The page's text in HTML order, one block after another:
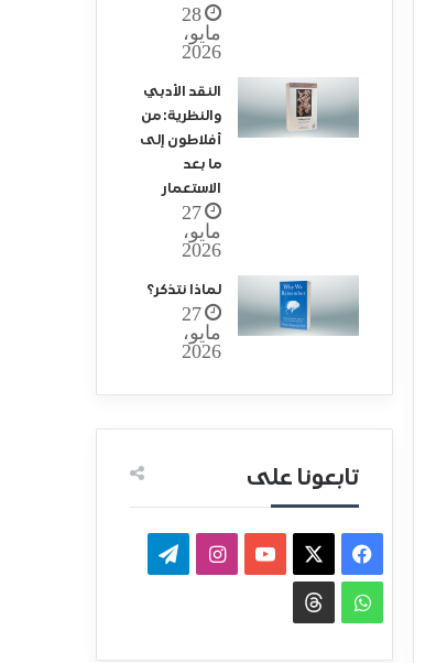
28
مايو،
2026
النقد الأدبي
والنظرية: من
أفلاطون إلى
ما بعد
الاستعمار
27
مايو،
2026
لماذا نتذكر؟
27
مايو،
2026
تابعونا على